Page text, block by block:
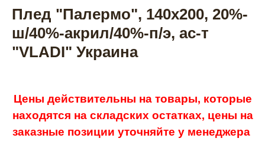
Плед "Палермо", 140х200, 20%-
ш/40%-акрил/40%-п/э, ас-т
"VLADI" Украина
Цены действительны на товары, которые
находятся на складских остатках, цены на
заказные позиции уточняйте у менеджера